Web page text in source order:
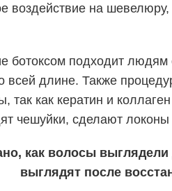
воздействие на
ботоксом подходит
всей длине. Также
как кератин и
чешуйки, сделают
как волосы
выглядят после